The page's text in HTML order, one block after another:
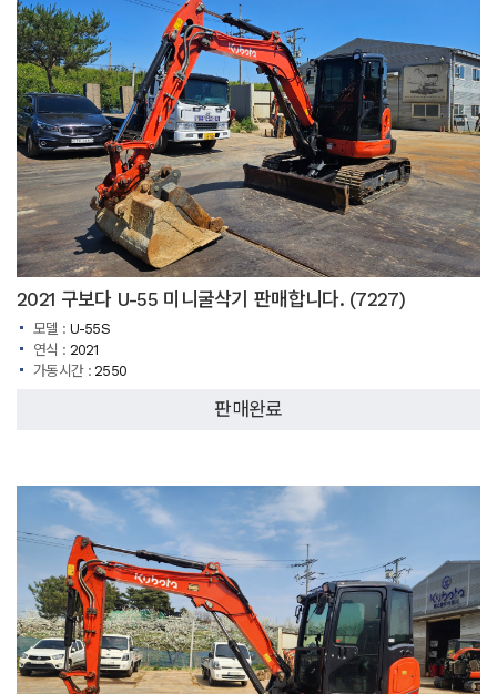
2021 구보다 U-55 미니굴삭기 판매합니다. (7227)
모델 : U-55S
연식 : 2021
가동시간 :2550
판매완료